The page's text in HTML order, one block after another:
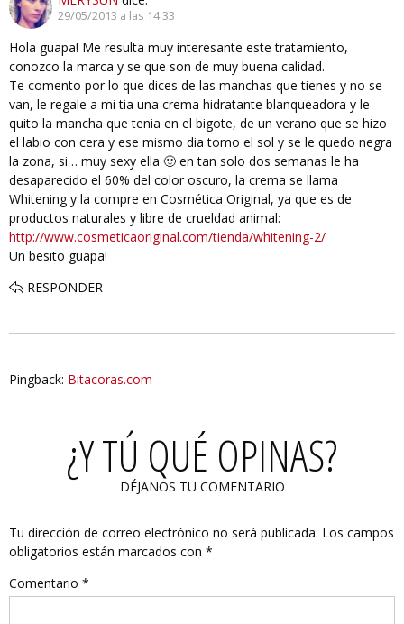
29/05/2013 a las 14:33
Hola guapa! Me resulta muy interesante este tratamiento,
conozco la marca y se que son de muy buena calidad.
Te comento por lo que dices de las manchas que tienes y no se
van, le regale a mi tia una crema hidratante blanqueadora y le
quito la mancha que tenia en el bigote, de un verano que se hizo
el labio con cera y ese mismo dia tomo el sol y se le quedo negra
la zona, si… muy sexy ella 🙂 en tan solo dos semanas le ha
desaparecido el 60% del color oscuro, la crema se llama
Whitening y la compre en Cosmética Original, ya que es de
productos naturales y libre de crueldad animal:
http://www.cosmeticaoriginal.com/tienda/whitening-2/
Un besito guapa!
RESPONDER
Pingback: Bitacoras.com
¿Y TÚ QUÉ OPINAS?
DÉJANOS TU COMENTARIO
Tu dirección de correo electrónico no será publicada. Los campos
obligatorios están marcados con *
Comentario *